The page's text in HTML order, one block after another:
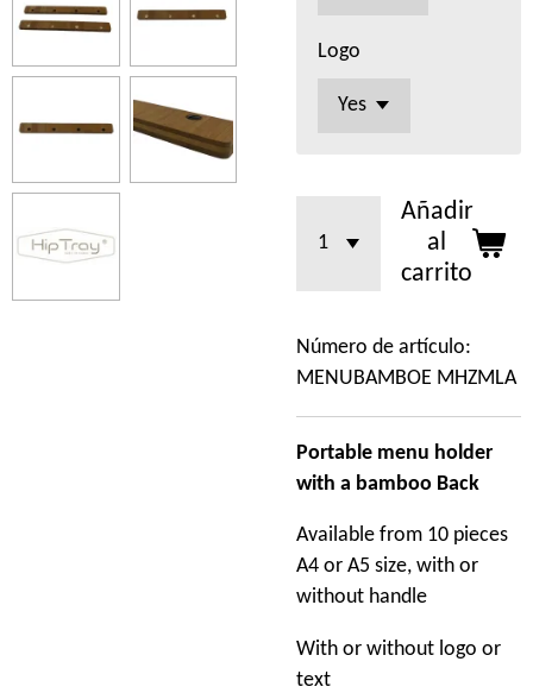
Logo
Añadir
al
carrito
Número de artículo:
MENUBAMBOE MHZMLA
Portable menu holder
with a bamboo Back
Available from 10 pieces
A4 or A5 size, with or
without handle
With or without logo or
text